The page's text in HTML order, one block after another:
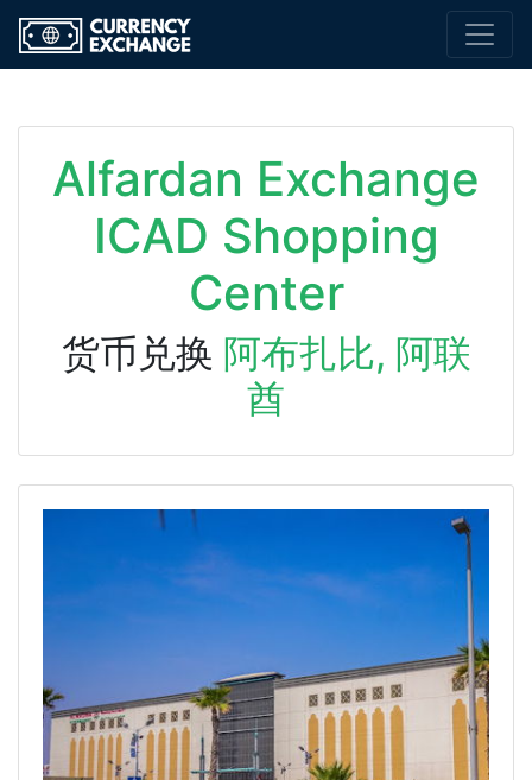
Alfardan Exchange
ICAD Shopping
Center
货币兑换 阿布扎比, 阿联
酋